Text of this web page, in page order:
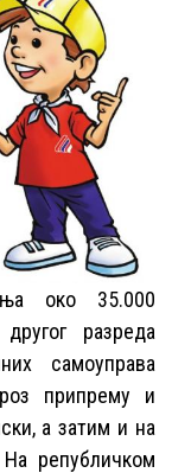
око 35.000
разреда
самоуправа
припрему и
а затим и на
републичком